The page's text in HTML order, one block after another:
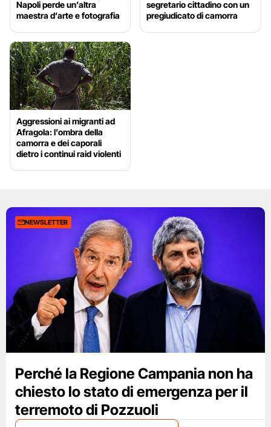
Napoli perde un’altra
maestra d’arte e fotografia
segretario cittadino con un
pregiudicato di camorra
Aggressioni ai migranti ad
Afragola: l’ombra della
camorra e dei caporali
dietro i continui raid violenti
NEWSLETTER
Perché la Regione Campania non ha
chiesto lo stato di emergenza per il
terremoto di Pozzuoli